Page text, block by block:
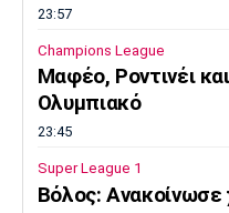
23:57
Champions League
Μαφέο, Ροντινέι
Ολυμπιακό
23:45
Super League 1
Βόλος: Ανακοίνωσε